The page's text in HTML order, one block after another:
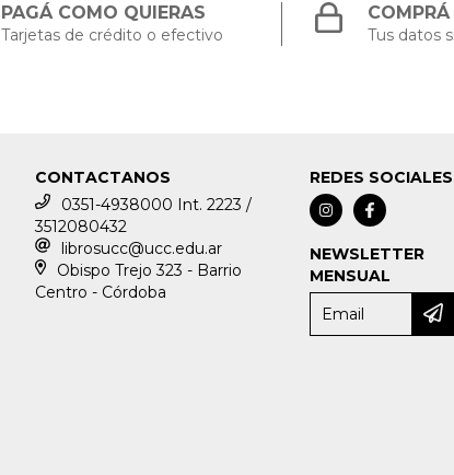
PAGÁ COMO QUIERAS
Tarjetas de crédito o efectivo Tus datos
CONTACTANOS
0351-4938000 Int. 2223 /
3512080432
librosucc@ucc.edu.ar
Obispo Trejo 323 - Barrio
Centro - Córdoba
REDES SOCIALES
NEWSLETTER
MENSUAL